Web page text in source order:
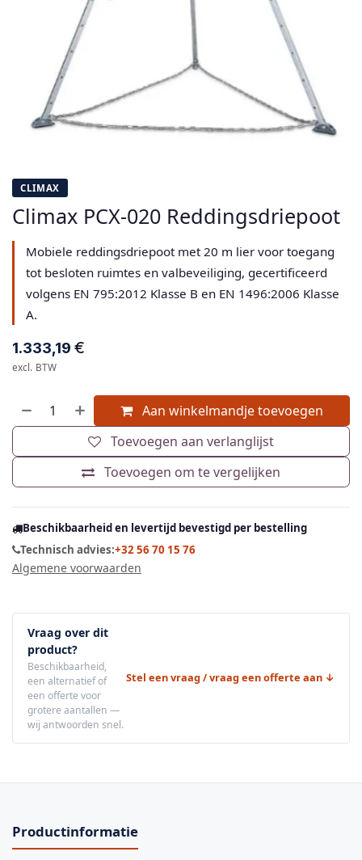
CLIMAX
Climax PCX-020 Reddingsdriepoot
Mobiele reddingsdriepoot met 20 m lier voor toegang
tot besloten ruimtes en valbeveiliging, gecertificeerd
volgens EN 795:2012 Klasse B en EN 1496:2006 Klasse
A.
1.333,19 €
excl. BTW
Aan winkelmandje toevoegen
Toevoegen om te vergelijken
Toevoegen aan verlanglijst
Beschikbaarheid en levertijd bevestigd per bestelling
Technisch advies:+32 56 70 15 76
Algemene voorwaarden
Vraag over dit
product?
Beschikbaarheid,
een alternatief of
een offerte voor
grotere aantallen —
wij antwoorden snel.
Stel een vraag / vraag een offerte aan ↓
Productinformatie